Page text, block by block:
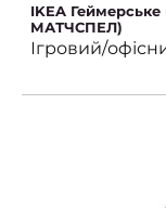
IKEA
МАТЧСПЕЛ)
Ігровий/